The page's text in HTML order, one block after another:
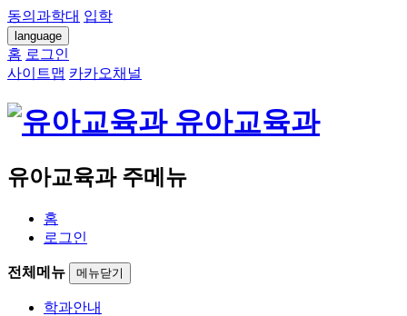
동의과학대 입학
language
홈 로그인
사이트맵 카카오채널
유아교육과
유아교육과 주메뉴
홈
로그인
전체메뉴 메뉴닫기
학과안내